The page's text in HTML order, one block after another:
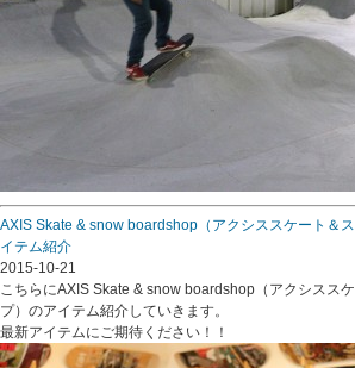
AXIS Skate & snow boardshop（アクシススケート＆
イテム紹介
2015-10-21
こちらにAXIS Skate & snow boardshop（アクシスス
プ）のアイテム紹介していきます。
最新アイテムにご期待ください！！